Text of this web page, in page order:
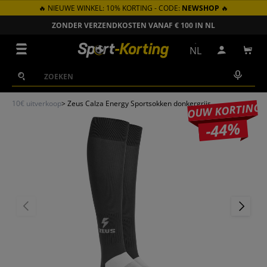
GA NAAR INHOUD
🔥 NIEUWE WINKEL: 10% KORTING - CODE: NEWSHOP 🔥
ZONDER VERZENDKOSTEN VANAF € 100 IN NL
Zoeken
Zoeken
NL Inloggen
10€ uitverkoop> Zeus Calza Energy Sportsokken donkergrijsJOUW KORTING
-44%
VORIGE